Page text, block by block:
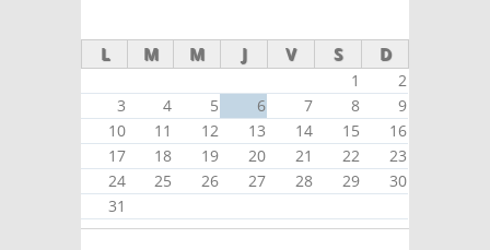
L M M J V S D
1
2
3
4 5 6 7 8
9
10
11 12 13 14 15
16
17
18 19 20 21 22
23
24
25 26 27 28 29
30
31